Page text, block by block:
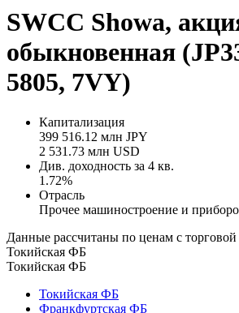
SWCC Showa,
обыкновенная
5805, 7VY)
Капитализация
399 516.12 млн JPY
2 531.73 млн USD
Див. доходность за 4 кв.
1.72%
Отрасль
Прочее машиностроение и
Данные рассчитаны по ценам с
Токийская ФБ
Токийская ФБ
Токийская ФБ
Франкфуртская ФБ